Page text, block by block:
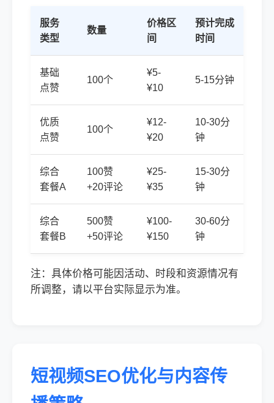
服务
类型
数量
价格区
间
预计完成
时间
基础
点赞
100个
¥5-
¥10
5-15分钟
优质
点赞
100个
¥12-
¥20
10-30分
钟
综合
套餐A
100赞
+20评论
¥25-
¥35
15-30分
钟
综合
套餐B
500赞
+50评论
¥100-
¥150
30-60分
钟
注：具体价格可能因活动、时段和资源情况有
所调整，请以平台实际显示为准。
短视频SEO优化与内容传